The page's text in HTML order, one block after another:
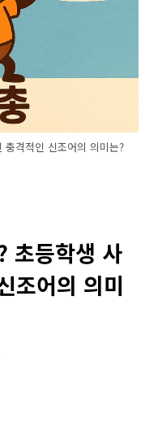
충격적인 신조어의 의미는?
초등학생 사
조어의 의미